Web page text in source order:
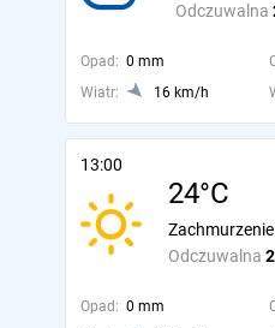
Odczuwalna
Opad: 0 mm
Wiatr:
16 km/h
13:00
24°C
Odczuwalna
Opad: 0 mm